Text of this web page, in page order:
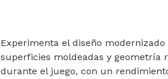
Experimenta el diseño
superficies moldeadas y geometría
durante el juego, con un